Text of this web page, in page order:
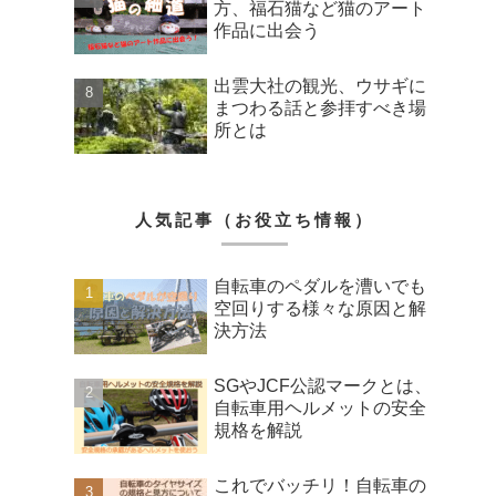
方、福石猫など猫のアート
作品に出会う
出雲大社の観光、ウサギに
まつわる話と参拝すべき場
所とは
人気記事（お役立ち情報）
自転車のペダルを漕いでも
空回りする様々な原因と解
決方法
SGやJCF公認マークとは、
自転車用ヘルメットの安全
規格を解説
これでバッチリ！自転車の